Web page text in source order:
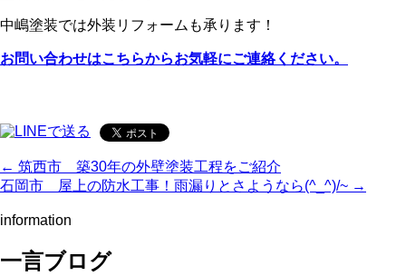
中嶋塗装では外装リフォームも承ります！
お問い合わせはこちらからお気軽にご連絡ください。
← 筑西市 築30年の外壁塗装工程をご紹介
石岡市 屋上の防水工事！雨漏りとさようなら(^_^)/~ →
information
一言ブログ